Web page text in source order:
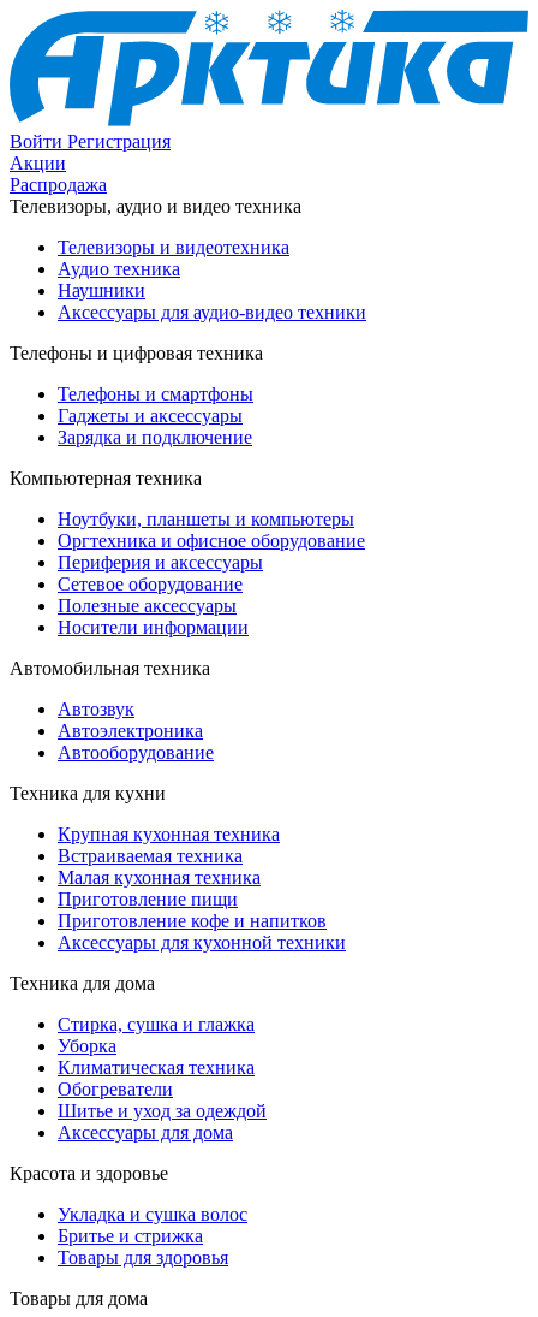
Войти Регистрация
Акции
Распродажа
Телевизоры, аудио и видео техника
Телевизоры и видеотехника
Аудио техника
Наушники
Аксессуары для аудио-видео техники
Телефоны и цифровая техника
Телефоны и смартфоны
Гаджеты и аксессуары
Зарядка и подключение
Компьютерная техника
Ноутбуки, планшеты и компьютеры
Оргтехника и офисное оборудование
Периферия и аксессуары
Cетевое оборудование
Полезные аксессуары
Носители информации
Автомобильная техника
Автозвук
Автоэлектроника
Автооборудование
Техника для кухни
Крупная кухонная техника
Встраиваемая техника
Малая кухонная техника
Приготовление пищи
Приготовление кофе и напитков
Аксессуары для кухонной техники
Техника для дома
Стирка, сушка и глажка
Уборка
Климатическая техника
Обогреватели
Шитье и уход за одеждой
Аксессуары для дома
Красота и здоровье
Укладка и сушка волос
Бритье и стрижка
Товары для здоровья
Товары для дома